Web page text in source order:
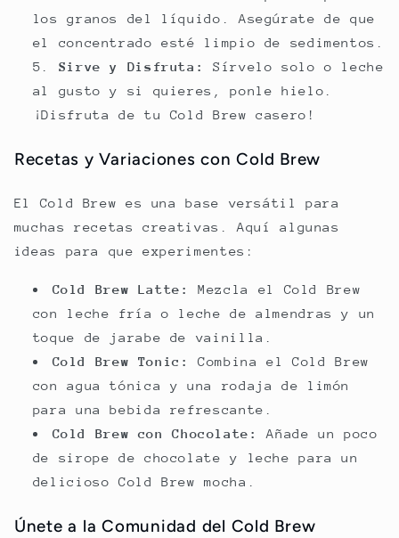
los granos del líquido. Asegúrate de que
el concentrado esté limpio de sedimentos.
Sirve y Disfruta:
Sírvelo solo o leche
al gusto y si quieres, ponle hielo.
¡Disfruta de tu Cold Brew casero!
Recetas y Variaciones con Cold Brew
El Cold Brew es una base versátil para
muchas recetas creativas. Aquí algunas
ideas para que experimentes:
Cold Brew Latte:
Mezcla el Cold Brew
con leche fría o leche de almendras y un
toque de jarabe de vainilla.
Cold Brew Tonic:
Combina el Cold Brew
con agua tónica y una rodaja de limón
para una bebida refrescante.
Cold Brew con Chocolate:
Añade un poco
de sirope de chocolate y leche para un
delicioso Cold Brew mocha.
Únete a la Comunidad del Cold Brew